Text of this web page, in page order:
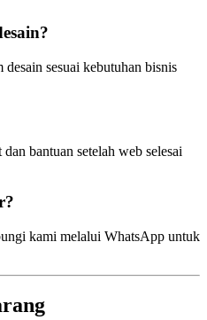
sesuai kebutuhan bisnis
bantuan setelah web selesai
kami melalui WhatsApp untuk